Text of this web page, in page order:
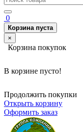
0
Корзина пуста
×
Корзина покупок
В корзине пусто!
Продолжить покупки
Открыть корзину
Оформить заказ